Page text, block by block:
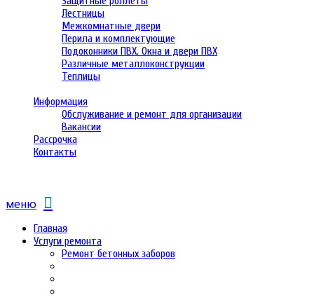
Лестницы
Межкомнатные двери
Перила и комплектующие
Подоконники ПВХ. Окна и двери ПВХ
Различные металлоконструкции
Теплицы
Информация
Обслуживание и ремонт для организации
Вакансии
Рассрочка
Контакты
меню
Главная
Услуги ремонта
Ремонт бетонных заборов